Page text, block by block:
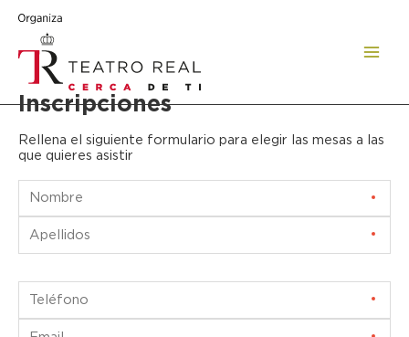
contenido
Inscripciones
Rellena el siguiente formulario para elegir las mesas a las
que quieres asistir